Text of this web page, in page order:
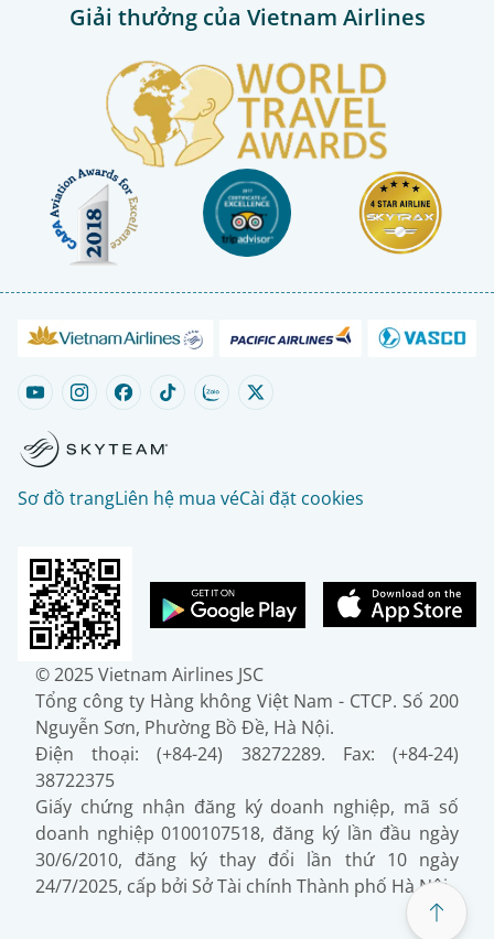
Giải thưởng của Vietnam Airlines
Sơ đồ trangLiên hệ mua véCài đặt cookies
© 2025 Vietnam Airlines JSC
Tổng công ty Hàng không Việt Nam - CTCP. Số 200
Nguyễn Sơn, Phường Bồ Đề, Hà Nội.
Điện thoại: (+84-24) 38272289. Fax: (+84-24)
38722375
Giấy chứng nhận đăng ký doanh nghiệp, mã số
doanh nghiệp 0100107518, đăng ký lần đầu ngày
30/6/2010, đăng ký thay đổi lần thứ 10 ngày
24/7/2025, cấp bởi Sở Tài chính Thành phố Hà Nội.